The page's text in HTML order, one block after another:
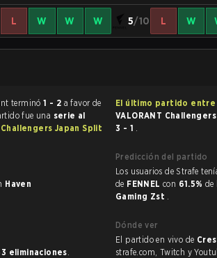
L W W W 5/10 L W
El partido de Valorant terminó1 - 2 a favor de
fue una serie al
Challengers Japan Split
Haven
eliminaciones.
El último partido entre
VALORANT
3 - 1 .
Predicción del partido
Los usuarios de Strafe tenían un favorito en este partido, y predijeron la victoria
de FENNEL con 61.5% de
Gaming Zst .
Dónde ver
El partido en vivo de
strafe.com, Twitch y